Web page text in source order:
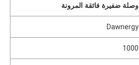
وصلة ضفيرة فائقة المرونة
Dawnergy
1000